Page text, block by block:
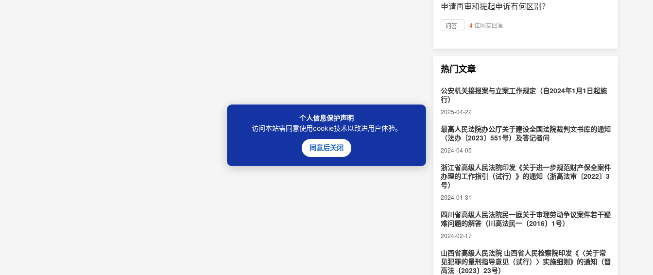
申请再审和提起申诉有何区别？
问答 4位网友回复
热门文章
公安机关接报案与立案工作规定（自2024年1月1日起施
行）
2025-04-22
最高人民法院办公厅关于建设全国法院裁判文书库的通知
（法办〔2023〕551号）及答记者问
2024-04-05
浙江省高级人民法院印发《关于进一步规范财产保全案件
办理的工作指引（试行）》的通知（浙高法审〔2022〕3
号）
2024-01-31
四川省高级人民法院民一庭关于审理劳动争议案件若干疑
难问题的解答（川高法民一〔2016〕1号）
2024-02-17
山西省高级人民法院 山西省人民检察院印发《〈关于常
见犯罪的量刑指导意见（试行）〉实施细则》的通知（晋
高法〔2023〕23号）
个人信息保护声明
访问本站需同意使用cookie技术以改进用户体验。
同意后关闭